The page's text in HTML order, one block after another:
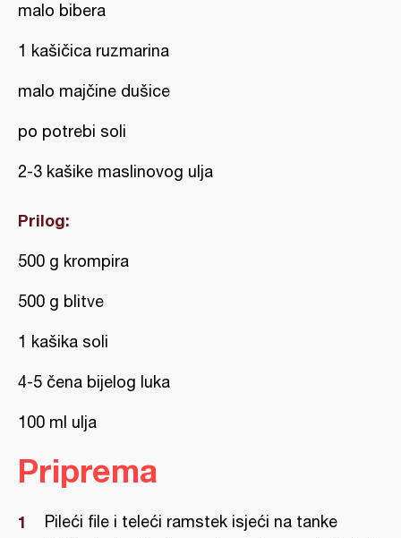
malo bibera
1 kašičica ruzmarina
malo majčine dušice
po potrebi soli
2-3 kašike maslinovog ulja
Prilog:
500 g krompira
500 g blitve
1 kašika soli
4-5 čena bijelog luka
100 ml ulja
Priprema
Pileći file i teleći ramstek isjeći na tanke